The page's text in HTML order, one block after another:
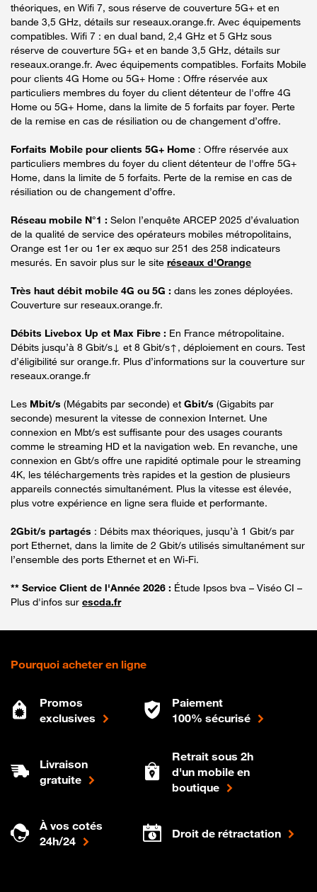
théoriques, en Wifi 7, sous réserve de couverture 5G+ et en
bande 3,5 GHz, détails sur reseaux.orange.fr. Avec équipements
compatibles. Wifi 7 : en dual band, 2,4 GHz et 5 GHz sous
réserve de couverture 5G+ et en bande 3,5 GHz, détails sur
reseaux.orange.fr. Avec équipements compatibles. Forfaits Mobile
pour clients 4G Home ou 5G+ Home : Offre réservée aux
particuliers membres du foyer du client détenteur de l'offre 4G
Home ou 5G+ Home, dans la limite de 5 forfaits par foyer. Perte
de la remise en cas de résiliation ou de changement d’offre.
Forfaits Mobile pour clients 5G+ Home : Offre réservée aux
particuliers membres du foyer du client détenteur de l'offre 5G+
Home, dans la limite de 5 forfaits. Perte de la remise en cas de
résiliation ou de changement d’offre.
Réseau mobile N°1 : Selon l’enquête ARCEP 2025 d’évaluation
de la qualité de service des opérateurs mobiles métropolitains,
Orange est 1er ou 1er ex æquo sur 251 des 258 indicateurs
mesurés. En savoir plus sur le site réseaux d'Orange
Très haut débit mobile 4G ou 5G : dans les zones déployées.
Couverture sur reseaux.orange.fr.
Débits Livebox Up et Max Fibre : En France métropolitaine.
Débits jusqu’à 8 Gbit/s↓ et 8 Gbit/s↑, déploiement en cours. Test
d’éligibilité sur orange.fr. Plus d’informations sur la couverture sur
reseaux.orange.fr
Les Mbit/s (Mégabits par seconde) et Gbit/s (Gigabits par
seconde) mesurent la vitesse de connexion Internet. Une
connexion en Mbt/s est suffisante pour des usages courants
comme le streaming HD et la navigation web. En revanche, une
connexion en Gbt/s offre une rapidité optimale pour le streaming
4K, les téléchargements très rapides et la gestion de plusieurs
appareils connectés simultanément. Plus la vitesse est élevée,
plus votre expérience en ligne sera fluide et performante.
2Gbit/s partagés : Débits max théoriques, jusqu’à 1 Gbit/s par
port Ethernet, dans la limite de 2 Gbit/s utilisés simultanément sur
l’ensemble des ports Ethernet et en Wi-Fi.
** Service Client de l'Année 2026 : Étude Ipsos bva – Viséo CI –
Plus d'infos sur escda.fr
Pourquoi acheter en ligne
Promos
exclusives
Paiement
100% sécurisé
Livraison
gratuite
Retrait sous 2h
d'un mobile en
boutique
À vos cotés
24h/24
Droit de rétractation